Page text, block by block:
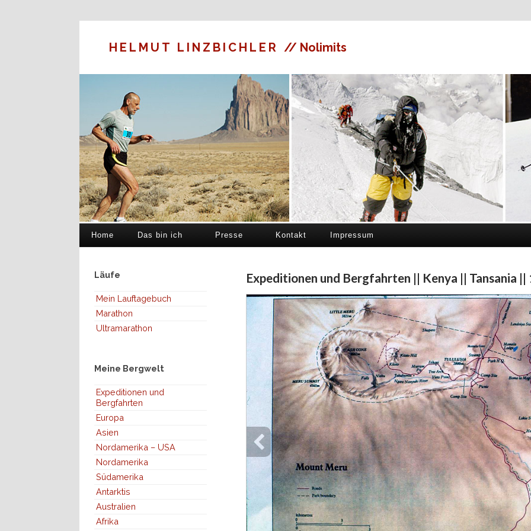
HELMUT LINZBICHLER// Nolimits
Home Das bin ich Presse Kontakt Impressum
Expeditionen und Bergfahrten || Kenya || Tansania ||
Läufe
Mein Lauftagebuch
Marathon
Ultramarathon
Meine Bergwelt
Expeditionen und
Bergfahrten
Europa
Asien
Nordamerika – USA
Nordamerika
Südamerika
Antarktis
Australien
Afrika